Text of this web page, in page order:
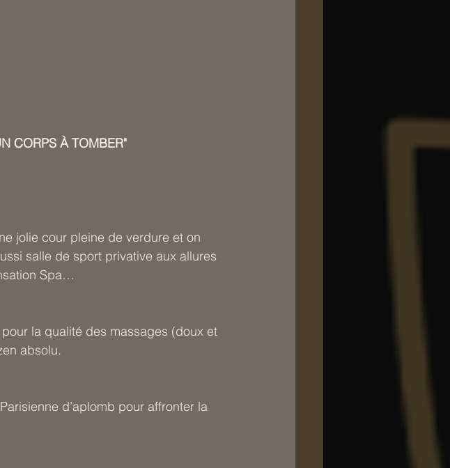
CORPS À TOMBER"
jolie cour pleine de verdure et on
salle de sport privative aux allures
Spa…
la qualité des massages (doux et
absolu.
d’aplomb pour affronter la